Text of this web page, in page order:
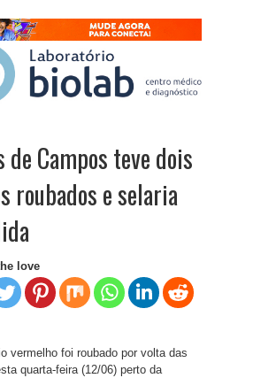
de Campos teve dois
roubados e selaria
love
vermelho foi roubado por volta das
quarta-feira (12/06) perto da